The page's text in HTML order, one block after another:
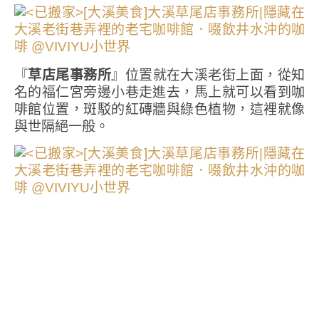
『草店尾事務所』位置就在大溪老街上面，從知
名的福仁宮旁邊小巷走進去，馬上就可以看到咖
啡館位置，斑駁的紅磚牆與綠色植物，這裡就像
與世隔絕一般。